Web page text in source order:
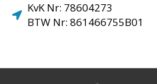
KvK Nr: 78604273
BTW Nr: 861466755B01